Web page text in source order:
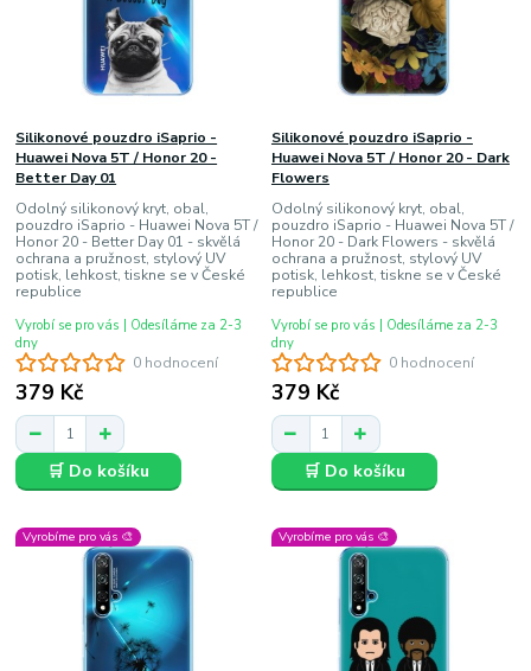
0 hodnocení
Silikonové pouzdro iSaprio -
Huawei Nova 5T / Honor 20 -
Better Day 01
Odolný silikonový kryt, obal,
pouzdro iSaprio - Huawei Nova 5T /
Honor 20 - Better Day 01 - skvělá
ochrana a pružnost, stylový UV
potisk, lehkost, tiskne se v České
republice
379 Kč
Vyrobí se pro vás | Odesíláme za 2-3
dny
🛒 Do košíku
0 hodnocení
Silikonové pouzdro iSaprio -
Huawei Nova 5T / Honor 20 - Dark
Flowers
Odolný silikonový kryt, obal,
pouzdro iSaprio - Huawei Nova 5T /
Honor 20 - Dark Flowers - skvělá
ochrana a pružnost, stylový UV
potisk, lehkost, tiskne se v České
republice
379 Kč
Vyrobí se pro vás | Odesíláme za 2-3
dny
🛒 Do košíku
Vyrobíme pro vás 🎨 Vyrobíme pro vás 🎨